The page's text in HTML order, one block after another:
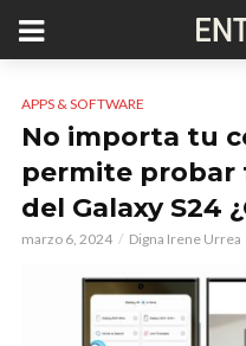
APPS & SOFTWARE
No importa tu
permite probar
del Galaxy S24
marzo 6, 2024 Digna Irene Urrea